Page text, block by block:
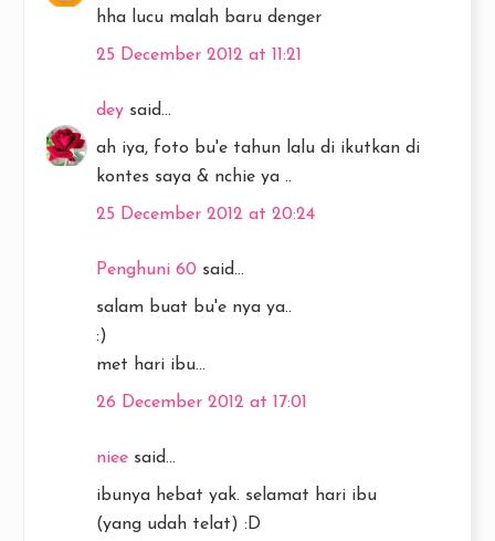
hha lucu malah baru denger
25 December 2012 at 11:21
dey said...
ah iya, foto bu'e tahun lalu di ikutkan di
kontes saya & nchie ya ..
25 December 2012 at 20:24
Penghuni 60 said...
salam buat bu'e nya ya..
:)
met hari ibu...
26 December 2012 at 17:01
niee said...
ibunya hebat yak. selamat hari ibu
(yang udah telat) :D